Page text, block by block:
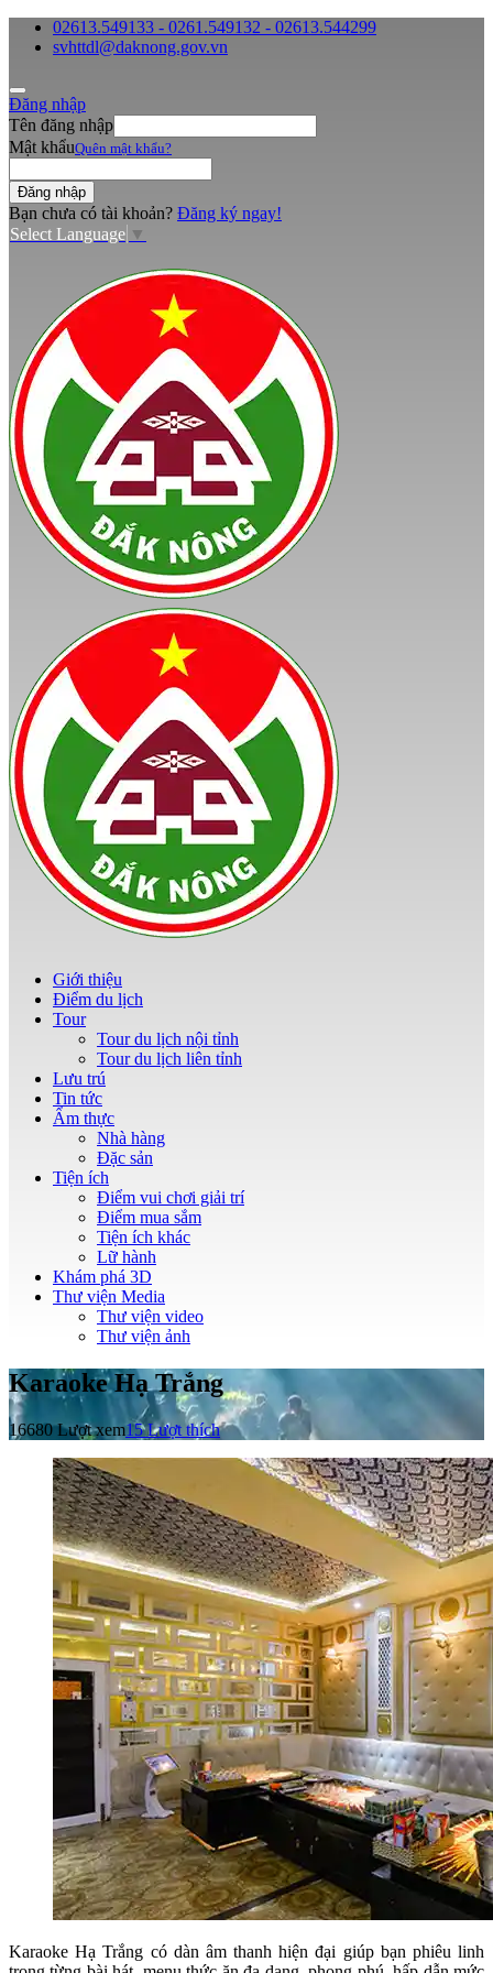
02613.549133 - 0261.549132 - 02613.544299
svhttdl@daknong.gov.vn
Đăng nhập
Tên đăng nhập
Mật khẩuQuên mật khẩu?
Bạn chưa có tài khoản? Đăng ký ngay!
Select Language ▼
Giới thiệu
Điểm du lịch
Tour
Tour du lịch nội tỉnh
Tour du lịch liên tỉnh
Lưu trú
Tin tức
Ẩm thực
Nhà hàng
Đặc sản
Tiện ích
Điểm vui chơi giải trí
Điểm mua sắm
Tiện ích khác
Lữ hành
Khám phá 3D
Thư viện Media
Thư viện video
Thư viện ảnh
Karaoke Hạ Trắng
16680 Lượt xem15Lượt thích
Karaoke Hạ Trắng có dàn âm thanh hiện đại giúp bạn phiêu linh